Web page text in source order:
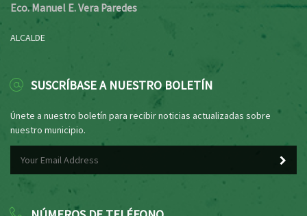
Eco. Manuel E. Vera Paredes
ALCALDE
SUSCRÍBASE A NUESTRO BOLETÍN
Únete a nuestro boletín para recibir noticias actualizadas sobre
nuestro municipio.